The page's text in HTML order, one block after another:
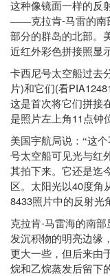
这种像镜面一样的反
——克拉肯-马雷的南
部分的群岛的北部。
近红外彩色拼接照显
卡西尼号太空船过去
片)和它们(看PIA12481
这是首次将它们拼接
是照片左上角11 点钟
美国宇航局说：“这
号太空船可见光与红
其拍下来。它还是迄
区。太阳光以40度角
8433照片中的反射光
克拉肯-马雷海的南部
发沉积物的明亮边缘
更大一些，但后来由
烷和乙烷蒸发后留下